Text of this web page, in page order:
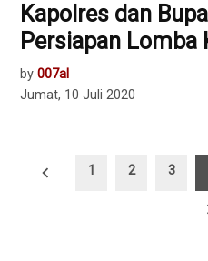
Kapolres dan
Persiapan Lomba
by 007al
Jumat, 10 Juli 2020
Paginasi
1 2 3